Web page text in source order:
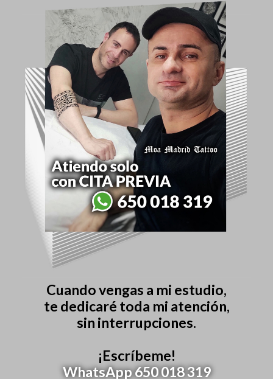
Cuando vengas a mi estudio,
te dedicaré toda mi atención,
sin interrupciones.
¡Escríbeme!
WhatsApp 650 018 319